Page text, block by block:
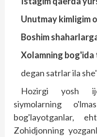
Unutmay kimligim
Boshim
Xolamning
degan satrlar ila
Hozirgi yosh
siymolarning
bog'layotganlar,
Zohidjonning